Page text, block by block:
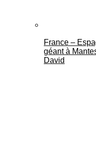
France –
géant à
David